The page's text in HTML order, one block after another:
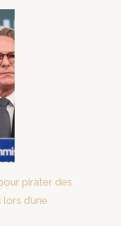
pirater des
d’une